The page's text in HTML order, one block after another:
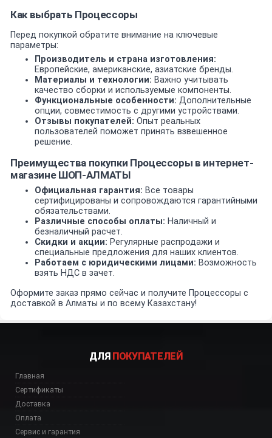
Как выбрать Процессоры
Перед покупкой обратите внимание на ключевые
параметры:
Производитель и страна изготовления:
Европейские, американские, азиатские бренды.
Материалы и технологии: Важно учитывать
качество сборки и используемые компоненты.
Функциональные особенности: Дополнительные
опции, совместимость с другими устройствами.
Отзывы покупателей: Опыт реальных
пользователей поможет принять взвешенное
решение.
Преимущества покупки Процессоры в интернет-
магазине ШОП-АЛМАТЫ
Официальная гарантия: Все товары
сертифицированы и сопровождаются гарантийными
обязательствами.
Различные способы оплаты: Наличный и
безналичный расчет.
Скидки и акции: Регулярные распродажи и
специальные предложения для наших клиентов.
Работаем с юридическими лицами: Возможность
взять НДС в зачет.
Оформите заказ прямо сейчас и получите Процессоры с
доставкой в Алматы и по всему Казахстану!
ДЛЯ ПОКУПАТЕЛЕЙ
Главная
Сертификаты
Доставка
Оплата
Сервис и гарантия